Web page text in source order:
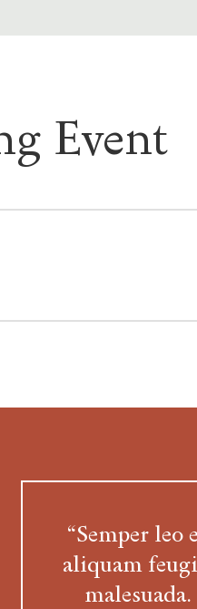
Event
“Semper
aliquam